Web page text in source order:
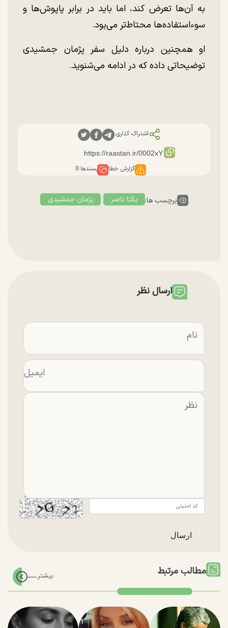
به آن‌ها تعرض کند، اما باید در برابر پاپوش‌ها و
سوء‌استفاده‌ها محتاط‌تر می‌بود.
او همچنین درباره دلیل سفر پژمان جمشیدی
توضیحاتی داده که در ادامه می‌شنوید.
اشتراک گذاری:
گزارش خطا پسندها:0
برچسب ها: یکتا ناصر پژمان جمشیدی
ارسال نظر
مطالب مرتبط